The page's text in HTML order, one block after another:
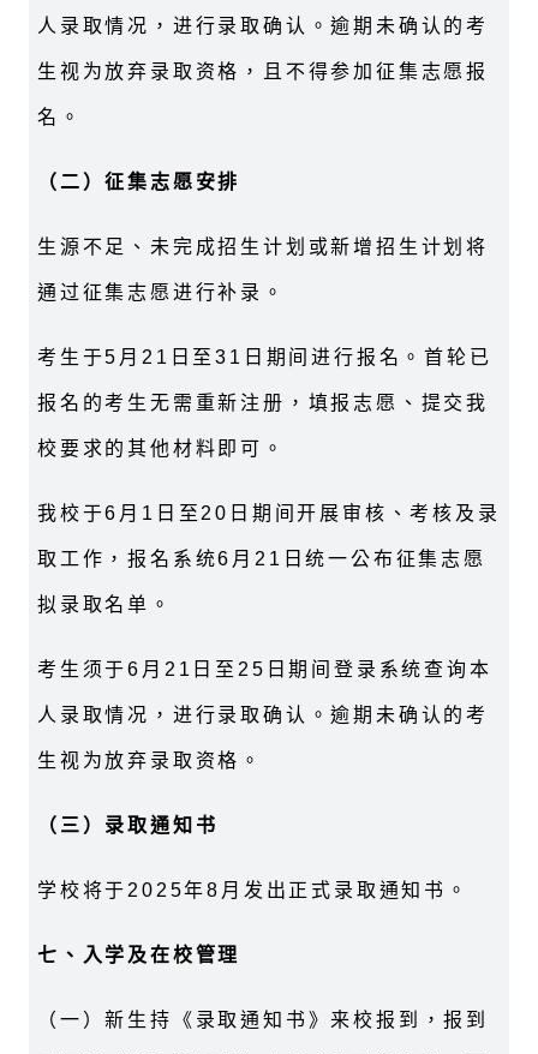
人录取情况，进行录取确认。逾期未确认的考
生视为放弃录取资格，且不得参加征集志愿报
名。
（二）征集志愿安排
生源不足、未完成招生计划或新增招生计划将
通过征集志愿进行补录。
考生于5月21日至31日期间进行报名。首轮已
报名的考生无需重新注册，填报志愿、提交我
校要求的其他材料即可。
我校于6月1日至20日期间开展审核、考核及录
取工作，报名系统6月21日统一公布征集志愿
拟录取名单。
考生须于6月21日至25日期间登录系统查询本
人录取情况，进行录取确认。逾期未确认的考
生视为放弃录取资格。
（三）录取通知书
学校将于2025年8月发出正式录取通知书。
七、入学及在校管理
（一）新生持《录取通知书》来校报到，报到